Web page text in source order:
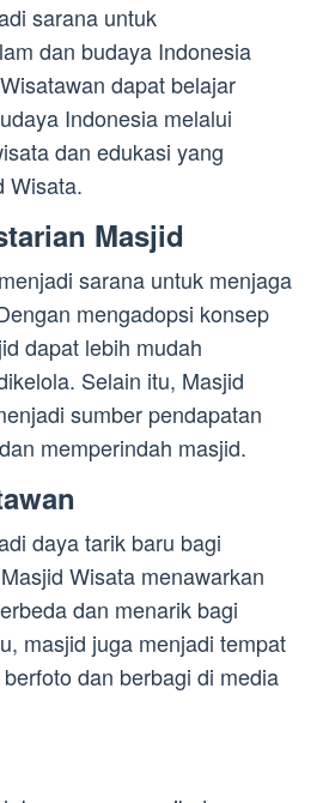
sarana untuk
dan budaya Indonesia
dapat belajar
Indonesia melalui
dan edukasi yang
Wisata.
Masjid
sarana untuk menjaga
mengadopsi konsep
dapat lebih mudah
Selain itu, Masjid
sumber pendapatan
memperindah masjid.
daya tarik baru bagi
Wisata menawarkan
dan menarik bagi
masjid juga menjadi tempat
dan berbagi di media